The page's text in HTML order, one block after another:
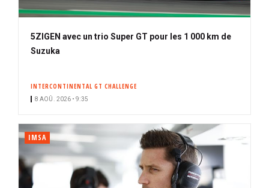
5ZIGEN avec un trio Super GT pour les 1 000 km de
Suzuka
INTERCONTINENTAL GT CHALLENGE
8 AOÛ. 2026 • 9:35
IMSA